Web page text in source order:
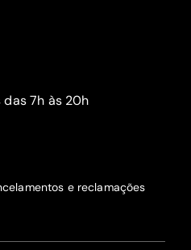
7h às 20h
e reclamações